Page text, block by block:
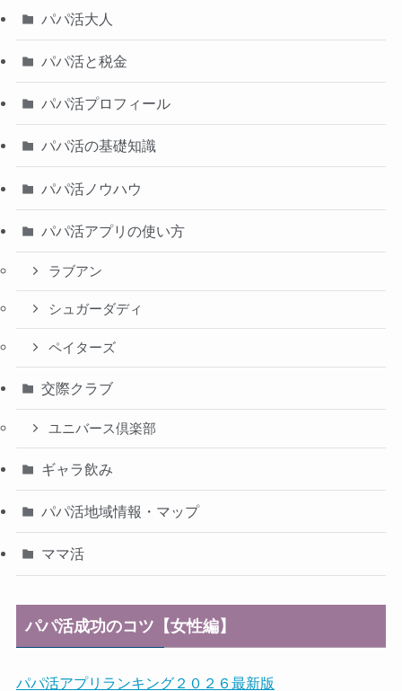
パパ活大人
パパ活と税金
パパ活プロフィール
パパ活の基礎知識
パパ活ノウハウ
パパ活アプリの使い方
ラブアン
シュガーダディ
ペイターズ
交際クラブ
ユニバース倶楽部
ギャラ飲み
パパ活地域情報・マップ
ママ活
パパ活成功のコツ【女性編】
パパ活アプリランキング２０２６最新版